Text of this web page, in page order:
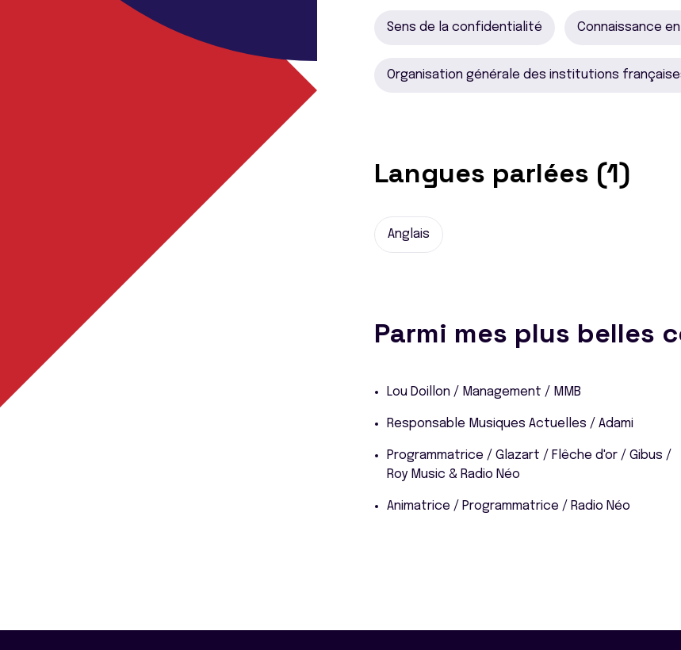
Sens de la confidentialité Connaissance
Organisation générale des institutions
Langues parlées (1)
Anglais
Parmi mes plus belles
Lou Doillon / Management / MMB
Responsable Musiques Actuelles / Adami
Programmatrice / Glazart / Flêche d'or / Gibus /
Roy Music & Radio Néo
Animatrice / Programmatrice / Radio Néo